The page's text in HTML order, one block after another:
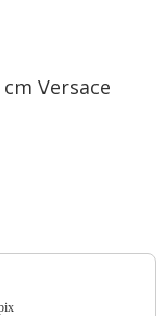
Versace